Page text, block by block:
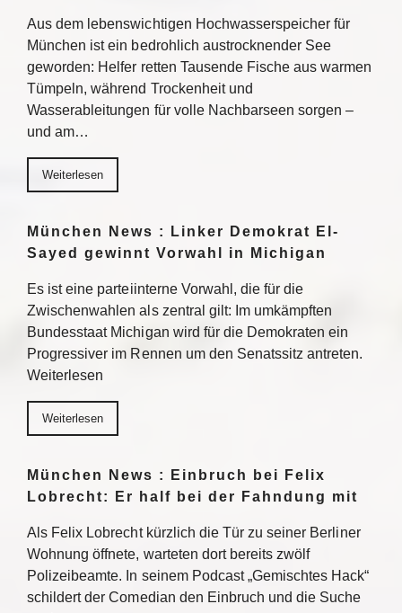
Aus dem lebenswichtigen Hochwasserspeicher für
München ist ein bedrohlich austrocknender See
geworden: Helfer retten Tausende Fische aus warmen
Tümpeln, während Trockenheit und
Wasserableitungen für volle Nachbarseen sorgen –
und am…
Weiterlesen
München News : Linker Demokrat El-
Sayed gewinnt Vorwahl in Michigan
Es ist eine parteiinterne Vorwahl, die für die
Zwischenwahlen als zentral gilt: Im umkämpften
Bundesstaat Michigan wird für die Demokraten ein
Progressiver im Rennen um den Senatssitz antreten.
Weiterlesen
Weiterlesen
München News : Einbruch bei Felix
Lobrecht: Er half bei der Fahndung mit
Als Felix Lobrecht kürzlich die Tür zu seiner Berliner
Wohnung öffnete, warteten dort bereits zwölf
Polizeibeamte. In seinem Podcast „Gemischtes Hack“
schildert der Comedian den Einbruch und die Suche